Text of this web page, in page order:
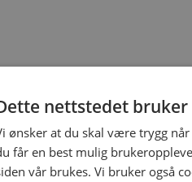
nettstedet
ønsker at du skal være trygg
får en best mulig
vår brukes. Vi bruker også